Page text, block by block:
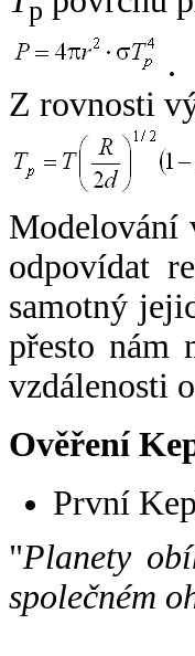
p
.
Z rovnosti
Modelování
odpovídat
samotný
přesto nám
vzdálenosti
Ověření
První
"Planety
společném